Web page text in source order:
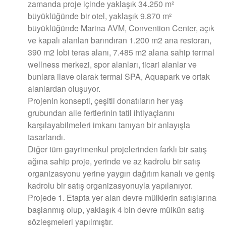
zamanda proje içinde yaklaşık 34.250 m²
büyüklüğünde bir otel, yaklaşık 9.870 m²
büyüklüğünde Marina AVM, Convention Center, açık
ve kapalı alanları barındıran 1.200 m2 ana restoran,
390 m2 lobi teras alanı, 7.485 m2 alana sahip termal
wellness merkezi, spor alanları, ticari alanlar ve
bunlara ilave olarak termal SPA, Aquapark ve ortak
alanlardan oluşuyor.
Projenin konsepti, çeşitli donatıların her yaş
grubundan aile fertlerinin tatil ihtiyaçlarını
karşılayabilmeleri imkanı tanıyan bir anlayışla
tasarlandı.
Diğer tüm gayrimenkul projelerinden farklı bir satış
ağına sahip proje, yerinde ve az kadrolu bir satış
organizasyonu yerine yaygın dağıtım kanalı ve geniş
kadrolu bir satış organizasyonuyla yapılanıyor.
Projede 1. Etapta yer alan devre mülklerin satışlarına
başlanmış olup, yaklaşık 4 bin devre mülkün satış
sözleşmeleri yapılmıştır.